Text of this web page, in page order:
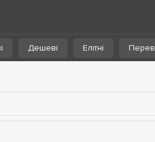
Дешеві Елітні